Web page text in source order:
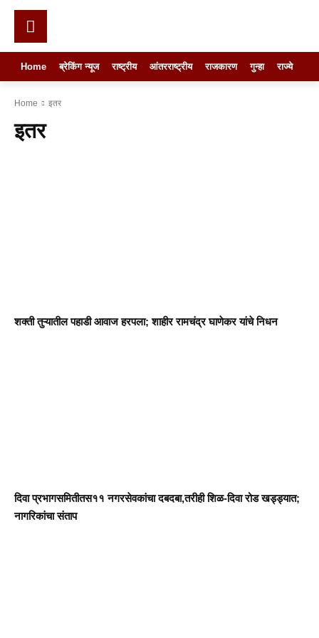
Home ब्रेकिंग न्यूज राष्ट्रीय आंतरराष्ट्रीय राजकारण गुन्हा राज्ये
Home इतर
इतर
शक्ती तुऱ्यातील पहाडी आवाज हरपला; शाहीर रामचंद्र घाणेकर यांचे निधन
दिवा प्रभागसमितीतस११ नगरसेवकांचा दबदबा,तरीही शिळ-दिवा रोड खड्ड्यात;
नागरिकांचा संताप